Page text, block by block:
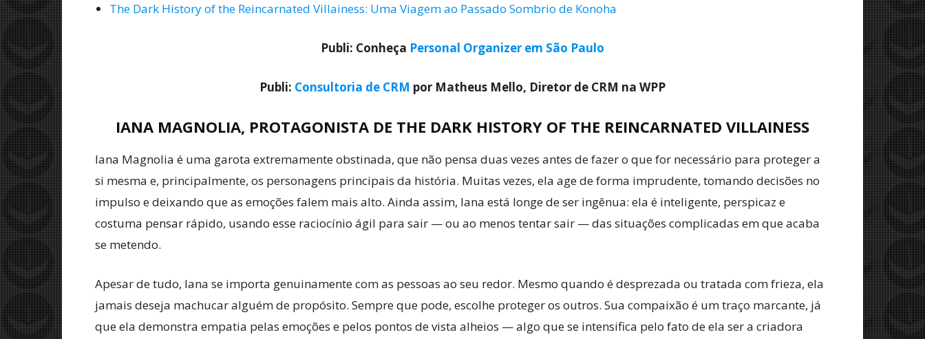
The Dark History of the Reincarnated Villainess: Uma Viagem ao Passado Sombrio de Konoha
Publi: Conheça Personal Organizer em São Paulo
Publi: Consultoria de CRM por Matheus Mello, Diretor de CRM na WPP
IANA MAGNOLIA, PROTAGONISTA DE THE DARK HISTORY OF THE REINCARNATED VILLAINESS
Iana Magnolia é uma garota extremamente obstinada, que não pensa duas vezes antes de fazer o que for necessário para proteger a
si mesma e, principalmente, os personagens principais da história. Muitas vezes, ela age de forma imprudente, tomando decisões no
impulso e deixando que as emoções falem mais alto. Ainda assim, Iana está longe de ser ingênua: ela é inteligente, perspicaz e
costuma pensar rápido, usando esse raciocínio ágil para sair — ou ao menos tentar sair — das situações complicadas em que acaba
se metendo.
Apesar de tudo, Iana se importa genuinamente com as pessoas ao seu redor. Mesmo quando é desprezada ou tratada com frieza, ela
jamais deseja machucar alguém de propósito. Sempre que pode, escolhe proteger os outros. Sua compaixão é um traço marcante, já
que ela demonstra empatia pelas emoções e pelos pontos de vista alheios — algo que se intensifica pelo fato de ela ser a criadora